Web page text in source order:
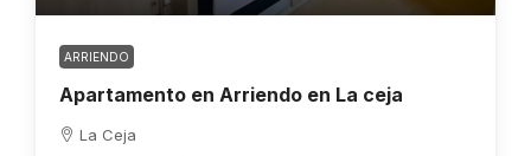
ARRIENDO
Apartamento en Arriendo en La ceja
La Ceja